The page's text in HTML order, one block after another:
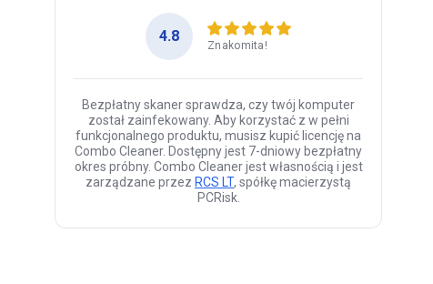
4.8
Znakomita!
Bezpłatny skaner sprawdza, czy twój komputer
został zainfekowany. Aby korzystać z w pełni
funkcjonalnego produktu, musisz kupić licencję na
Combo Cleaner. Dostępny jest 7-dniowy bezpłatny
okres próbny. Combo Cleaner jest własnością i jest
zarządzane przez RCS LT, spółkę macierzystą
PCRisk.